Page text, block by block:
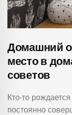
Домашний
место в
советов
Кто-то
постоянно